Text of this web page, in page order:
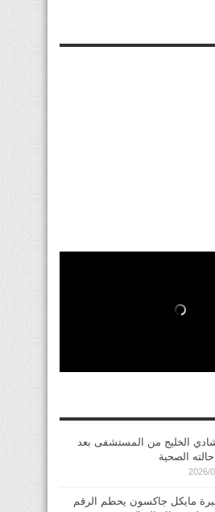
الخليج من المستشفى بعد
الصحية
2026/
مايكل جاكسون يحطم الرقم